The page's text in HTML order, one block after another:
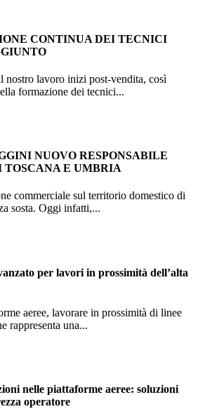
CONTINUA DEI TECNICI
nostro lavoro inizi post-vendita, così
formazione dei tecnici...
NUOVO RESPONSABILE
E UMBRIA
commerciale sul territorio domestico di
sosta. Oggi infatti,...
per lavori in prossimità dell’alta
aeree, lavorare in prossimità di linee
rappresenta una...
nelle piattaforme aeree: soluzioni
operatore